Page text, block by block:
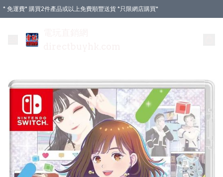
* 免運費* 購買2件產品或以上免費順豐送貨 *只限網店購買*